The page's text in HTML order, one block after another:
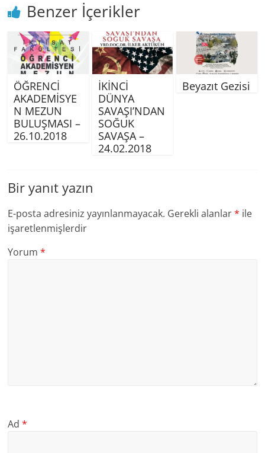
Benzer İçerikler
ÖĞRENCİ
AKADEMİSYE
N MEZUN
BULUŞMASI –
26.10.2018
İKİNCİ
DÜNYA
SAVAŞI’NDAN
SOĞUK
SAVAŞA –
24.02.2018
Beyazıt Gezisi
Bir yanıt yazın
E-posta adresiniz yayınlanmayacak. Gerekli alanlar* ile
işaretlenmişlerdir
Yorum*
Ad*